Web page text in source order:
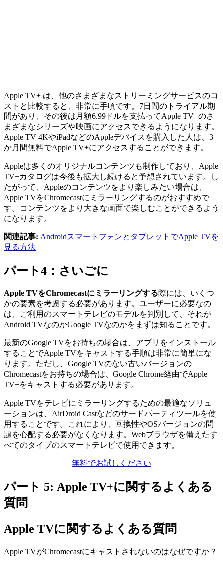
Apple TV+ は、他のさまざまなストリーミングサービスのコ
ストと比較すると、非常に手頃です。7日間のトライアル期
間があり、その後は月額6.99ドルを支払ってApple TV+のさ
まざまなシリーズや映画にアクセスできるようになります。
Apple TV 4KやiPadなどのAppleデバイスを購入した人は、3
か月間無料でApple TV+にアクセスすることができます。
Appleは多くのオリジナルコンテンツも制作しており、Apple
TV+カタログは今後も拡大し続けると予想されています。し
たがって、Appleのコンテンツをより楽しみたい場合は、
Apple TVをChromecastにミラーリングするのがおすすめで
す。コンテンツをより大きな画面で楽しむことができるよう
になります。
関連記事: AndroidスマートフォンとタブレットでApple TVを
見る方法
パート4：さいごに
Apple TVをChromecastにミラーリングする際には、いくつ
かの要素を考慮する必要があります。ユーザーに必要なの
は、ご利用のスマートテレビのモデルを判別して、それが
Android TVなのかGoogle TVなのかをまずは知ることです。
最新のGoogle TVをお持ちの場合は、アプリをインストール
することでApple TVをキャストする手順は非常に簡単にな
ります。ただし、Google TVのない古いバージョンの
Chromecastをお持ちの場合は、Google Chrome経由でApple
TV+をキャストする必要があります。
Apple TVをテレビにミラーリングするための最適なソリュ
ーションは、AirDroid Castなどのサードパーティツールを使
用することです。これにより、互換性やOSバージョンの問
題を心配する必要がなくなります。Webブラウザを備えたす
べてのタイプのスマートテレビで使用できます。
無料でお試しください
パート 5: Apple TV+に関するよくある
質問
Apple TVに関するよくある質問
Apple TVがChromecastにキャストされないのはなぜですか？